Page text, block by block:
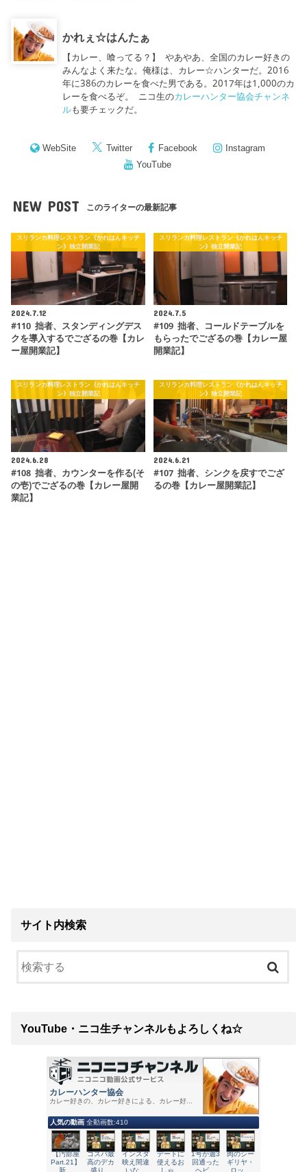
かれぇ☆はんたぁ
【カレー、喰ってる？】 やあやあ、全国のカレー好きの
みんなよく来たな。俺様は、カレー☆ハンターだ。2016
年に386のカレーを食べた男である。2017年は1,000のカ
レーを食べるぞ。 ニコ生のカレーハンター協会チャンネ
ルも要チェックだ。
WebSite Twitter Facebook
Instagram
YouTube
NEW POST このライターの最新記事
スリランカ料理レストラン《かれはんキッチ
ン》独立開業記
2024.7.12
#110 拙者、スタンディングデス
クを導入するでござるの巻【カレ
ー屋開業記】
スリランカ料理レストラン《かれはんキッチ
ン》独立開業記
2024.7.5
#109 拙者、コールドテーブルを
もらったでござるの巻【カレー屋
開業記】
スリランカ料理レストラン《かれはんキッチ
ン》独立開業記
2024.6.28
#108 拙者、カウンターを作る(そ
の壱)でござるの巻【カレー屋開
業記】
スリランカ料理レストラン《かれはんキッチ
ン》独立開業記
2024.6.21
#107 拙者、シンクを戻すでござ
るの巻【カレー屋開業記】
サイト内検索
YouTube・ニコ生チャンネルもよろしくね☆